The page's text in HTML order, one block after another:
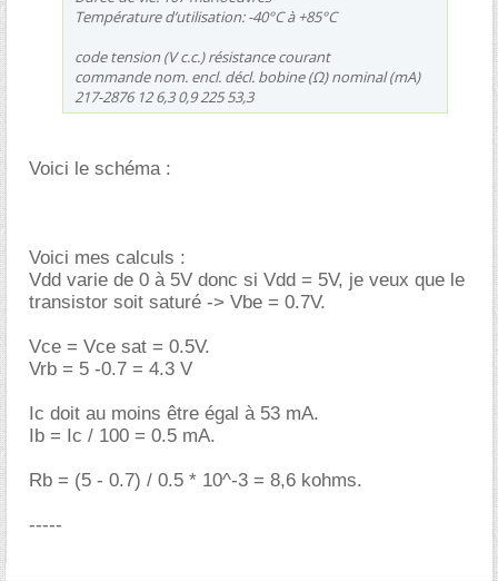
Température d’utilisation: -40°C à +85°C
code tension (V c.c.) résistance courant
commande nom. encl. décl. bobine (Ω) nominal (mA)
217-2876 12 6,3 0,9 225 53,3
Voici le schéma :
Voici mes calculs :
Vdd varie de 0 à 5V donc si Vdd = 5V, je veux que le
transistor soit saturé -> Vbe = 0.7V.
Vce = Vce sat = 0.5V.
Vrb = 5 -0.7 = 4.3 V
Ic doit au moins être égal à 53 mA.
Ib = Ic / 100 = 0.5 mA.
Rb = (5 - 0.7) / 0.5 * 10^-3 = 8,6 kohms.
-----